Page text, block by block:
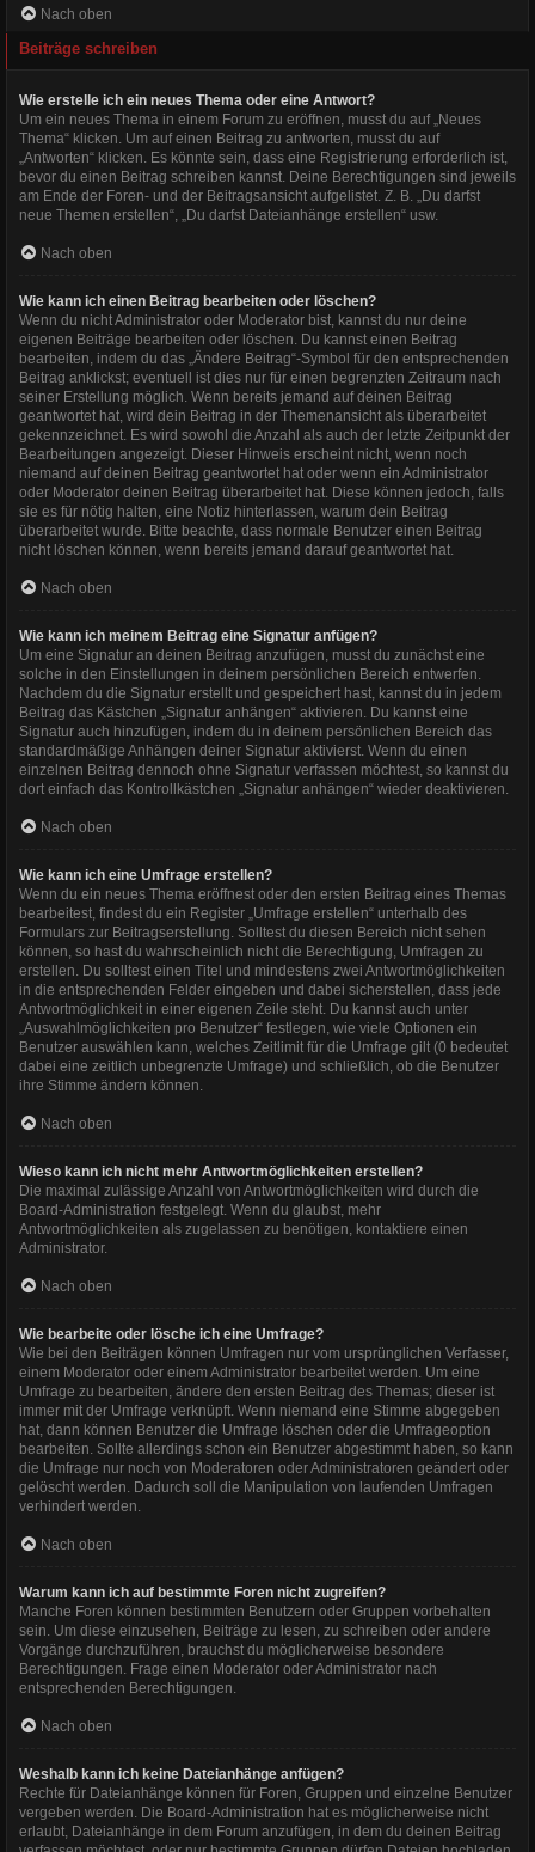
Nach oben
Beiträge schreiben
Wie erstelle ich ein neues Thema oder eine Antwort?
Um ein neues Thema in einem Forum zu eröffnen, musst du auf „Neues
Thema“ klicken. Um auf einen Beitrag zu antworten, musst du auf
„Antworten“ klicken. Es könnte sein, dass eine Registrierung erforderlich ist,
bevor du einen Beitrag schreiben kannst. Deine Berechtigungen sind jeweils
am Ende der Foren- und der Beitragsansicht aufgelistet. Z. B. „Du darfst
neue Themen erstellen“, „Du darfst Dateianhänge erstellen“ usw.
Nach oben
Wie kann ich einen Beitrag bearbeiten oder löschen?
Wenn du nicht Administrator oder Moderator bist, kannst du nur deine
eigenen Beiträge bearbeiten oder löschen. Du kannst einen Beitrag
bearbeiten, indem du das „Ändere Beitrag“-Symbol für den entsprechenden
Beitrag anklickst; eventuell ist dies nur für einen begrenzten Zeitraum nach
seiner Erstellung möglich. Wenn bereits jemand auf deinen Beitrag
geantwortet hat, wird dein Beitrag in der Themenansicht als überarbeitet
gekennzeichnet. Es wird sowohl die Anzahl als auch der letzte Zeitpunkt der
Bearbeitungen angezeigt. Dieser Hinweis erscheint nicht, wenn noch
niemand auf deinen Beitrag geantwortet hat oder wenn ein Administrator
oder Moderator deinen Beitrag überarbeitet hat. Diese können jedoch, falls
sie es für nötig halten, eine Notiz hinterlassen, warum dein Beitrag
überarbeitet wurde. Bitte beachte, dass normale Benutzer einen Beitrag
nicht löschen können, wenn bereits jemand darauf geantwortet hat.
Nach oben
Wie kann ich meinem Beitrag eine Signatur anfügen?
Um eine Signatur an deinen Beitrag anzufügen, musst du zunächst eine
solche in den Einstellungen in deinem persönlichen Bereich entwerfen.
Nachdem du die Signatur erstellt und gespeichert hast, kannst du in jedem
Beitrag das Kästchen „Signatur anhängen“ aktivieren. Du kannst eine
Signatur auch hinzufügen, indem du in deinem persönlichen Bereich das
standardmäßige Anhängen deiner Signatur aktivierst. Wenn du einen
einzelnen Beitrag dennoch ohne Signatur verfassen möchtest, so kannst du
dort einfach das Kontrollkästchen „Signatur anhängen“ wieder deaktivieren.
Nach oben
Wie kann ich eine Umfrage erstellen?
Wenn du ein neues Thema eröffnest oder den ersten Beitrag eines Themas
bearbeitest, findest du ein Register „Umfrage erstellen“ unterhalb des
Formulars zur Beitragserstellung. Solltest du diesen Bereich nicht sehen
können, so hast du wahrscheinlich nicht die Berechtigung, Umfragen zu
erstellen. Du solltest einen Titel und mindestens zwei Antwortmöglichkeiten
in die entsprechenden Felder eingeben und dabei sicherstellen, dass jede
Antwortmöglichkeit in einer eigenen Zeile steht. Du kannst auch unter
„Auswahlmöglichkeiten pro Benutzer“ festlegen, wie viele Optionen ein
Benutzer auswählen kann, welches Zeitlimit für die Umfrage gilt (0 bedeutet
dabei eine zeitlich unbegrenzte Umfrage) und schließlich, ob die Benutzer
ihre Stimme ändern können.
Nach oben
Wieso kann ich nicht mehr Antwortmöglichkeiten erstellen?
Die maximal zulässige Anzahl von Antwortmöglichkeiten wird durch die
Board-Administration festgelegt. Wenn du glaubst, mehr
Antwortmöglichkeiten als zugelassen zu benötigen, kontaktiere einen
Administrator.
Nach oben
Wie bearbeite oder lösche ich eine Umfrage?
Wie bei den Beiträgen können Umfragen nur vom ursprünglichen Verfasser,
einem Moderator oder einem Administrator bearbeitet werden. Um eine
Umfrage zu bearbeiten, ändere den ersten Beitrag des Themas; dieser ist
immer mit der Umfrage verknüpft. Wenn niemand eine Stimme abgegeben
hat, dann können Benutzer die Umfrage löschen oder die Umfrageoption
bearbeiten. Sollte allerdings schon ein Benutzer abgestimmt haben, so kann
die Umfrage nur noch von Moderatoren oder Administratoren geändert oder
gelöscht werden. Dadurch soll die Manipulation von laufenden Umfragen
verhindert werden.
Nach oben
Warum kann ich auf bestimmte Foren nicht zugreifen?
Manche Foren können bestimmten Benutzern oder Gruppen vorbehalten
sein. Um diese einzusehen, Beiträge zu lesen, zu schreiben oder andere
Vorgänge durchzuführen, brauchst du möglicherweise besondere
Berechtigungen. Frage einen Moderator oder Administrator nach
entsprechenden Berechtigungen.
Nach oben
Weshalb kann ich keine Dateianhänge anfügen?
Rechte für Dateianhänge können für Foren, Gruppen und einzelne Benutzer
vergeben werden. Die Board-Administration hat es möglicherweise nicht
erlaubt, Dateianhänge in dem Forum anzufügen, in dem du deinen Beitrag